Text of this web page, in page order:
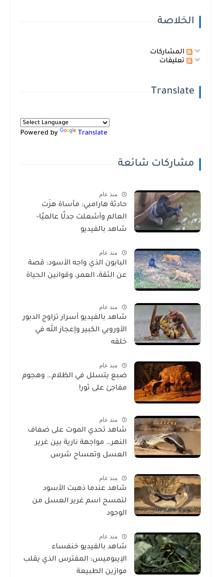
الخلاصة
المشاركات
تعليقات
Translate
Powered by Translate
مشاركات شائعة
منذ عام
حادثة هارامبي: مأساة هزّت
العالم وأشعلت جدلًا عالميًا-
شاهد بالفيديو
منذ عام
البابون الذي واجه الأسود: قصة
عن الثقة، العمر، وقوانين الحياة
منذ عام
شاهد بالفيديو أسرار تزاوج الدبور
الأوروبي الكبير وإعجاز الله في
خلقه
منذ عام
ضبع يتسلل في الظلام… وهجوم
مفاجئ على ثور!
منذ عام
شاهد تحدي الموت على ضفاف
النهر… مواجهة نارية بين غرير
العسل وتمساح شرس
منذ عام
شاهد عندما ذهبت الأسود
لتمسح اسم غرير العسل من
الوجود
منذ عام
شاهد بالفيديو خنفساء
الإيبوميس: المفترس الذي يقلب
موازين الطبيعة